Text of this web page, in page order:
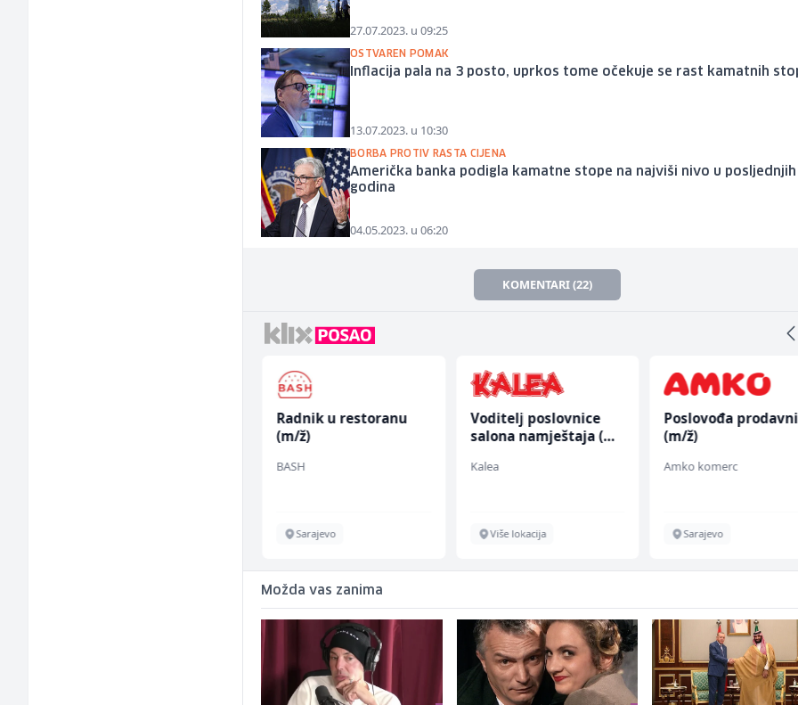
27.07.2023. u 09:25
OSTVAREN POMAK
Inflacija pala na 3 posto, uprkos tome očekuje se rast kamatnih
13.07.2023. u 10:30
BORBA PROTIV RASTA CIJENA
Američka banka podigla kamatne stope na najviši nivo u posljednjih
godina
04.05.2023. u 06:20
KOMENTARI (22)
Radnik u restoranu
(m/ž)
BASH
Sarajevo
Voditelj poslovnice
salona namještaja (m/
Kalea
Više lokacija
Poslovođa
(m/ž)
Amko komerc
Sarajevo
Možda vas zanima